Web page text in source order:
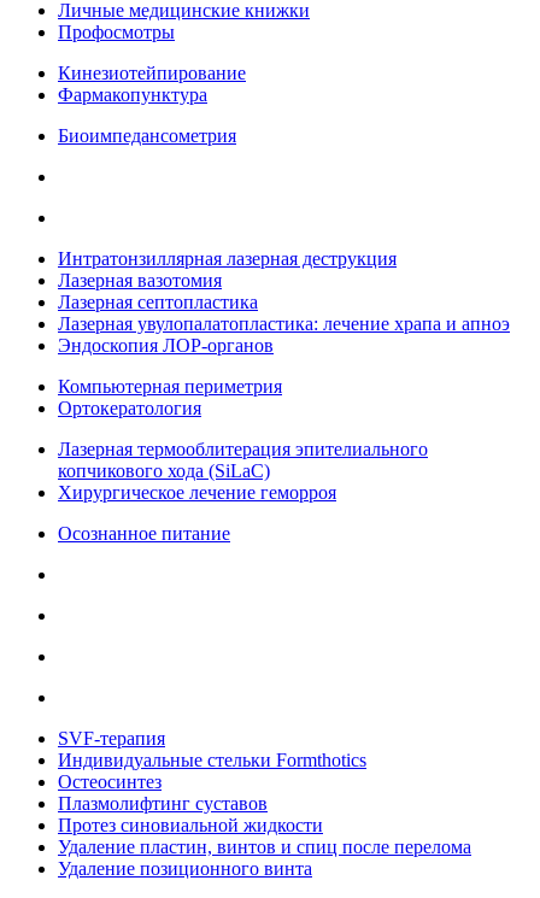
Личные медицинские книжки
Профосмотры
Кинезиотейпирование
Фармакопунктура
Биоимпедансометрия
Интратонзиллярная лазерная деструкция
Лазерная вазотомия
Лазерная септопластика
Лазерная увулопалатопластика: лечение храпа и апноэ
Эндоскопия ЛОР-органов
Компьютерная периметрия
Ортокератология
Лазерная термооблитерация эпителиального
копчикового хода (SiLaC)
Хирургическое лечение геморроя
Осознанное питание
SVF-терапия
Индивидуальные стельки Formthotics
Остеосинтез
Плазмолифтинг суставов
Протез синовиальной жидкости
Удаление пластин, винтов и спиц после перелома
Удаление позиционного винта